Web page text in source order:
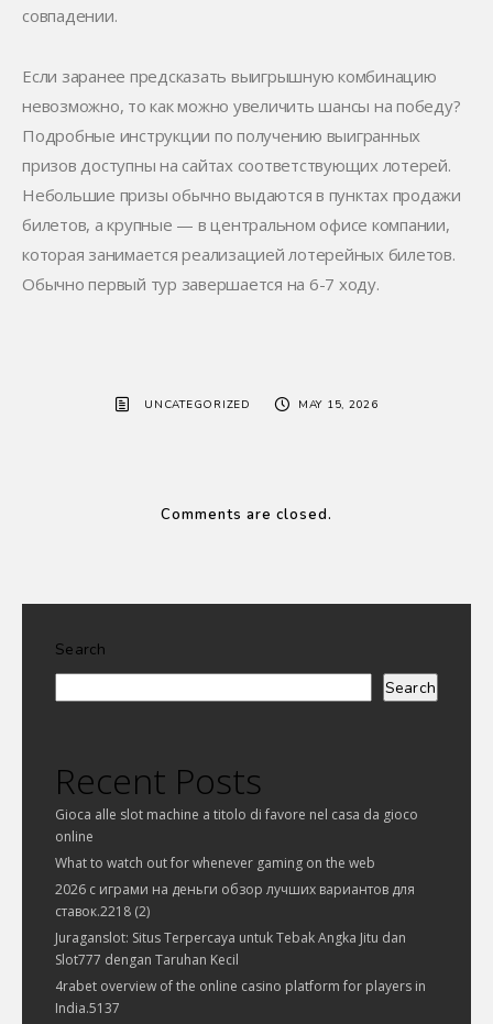
совпадении.
Если заранее предсказать выигрышную комбинацию
невозможно, то как можно увеличить шансы на победу?
Подробные инструкции по получению выигранных
призов доступны на сайтах соответствующих лотерей.
Небольшие призы обычно выдаются в пунктах продажи
билетов, а крупные — в центральном офисе компании,
которая занимается реализацией лотерейных билетов.
Обычно первый тур завершается на 6-7 ходу.
UNCATEGORIZED MAY 15, 2026
Comments are closed.
Search
Search
Recent Posts
Gioca alle slot machine a titolo di favore nel casa da gioco
online
What to watch out for whenever gaming on the web
2026 с играми на деньги обзор лучших вариантов для
ставок.2218 (2)
Juraganslot: Situs Terpercaya untuk Tebak Angka Jitu dan
Slot777 dengan Taruhan Kecil
4rabet overview of the online casino platform for players in
India.5137